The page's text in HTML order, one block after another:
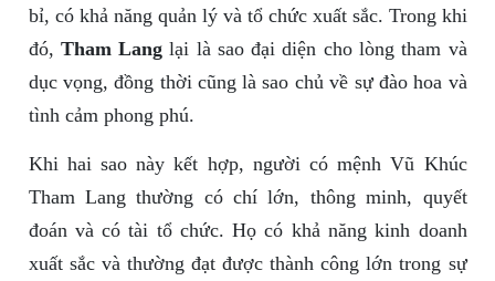
bỉ, có khả năng quản lý và tổ chức xuất sắc. Trong khi
đó, Tham Lang lại là sao đại diện cho lòng tham và
dục vọng, đồng thời cũng là sao chủ về sự đào hoa và
tình cảm phong phú.
Khi hai sao này kết hợp, người có mệnh Vũ Khúc
Tham Lang thường có chí lớn, thông minh, quyết
đoán và có tài tổ chức. Họ có khả năng kinh doanh
xuất sắc và thường đạt được thành công lớn trong sự